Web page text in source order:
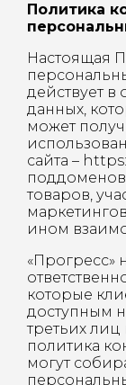
Политика
Настоящая
действует
данных,
может
сайта –
товаров,
ином
«Прогресс»
которые
доступным
третьих лиц
политика
могут